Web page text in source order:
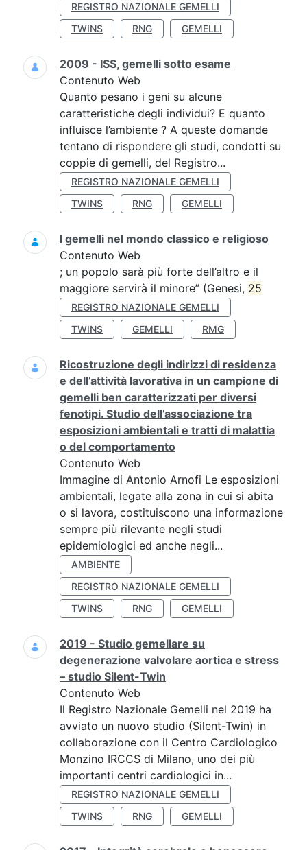
REGISTRO NAZIONALE GEMELLI
TWINS
RNG GEMELLI
2009 - ISS, gemelli sotto esame
Contenuto Web
Quanto pesano i geni su alcune
caratteristiche degli individui? E quanto
influisce l’ambiente ? A queste domande
tentano di rispondere gli studi, condotti su
coppie di gemelli, del Registro...
REGISTRO NAZIONALE GEMELLI
TWINS
RNG GEMELLI
I gemelli nel mondo classico e religioso
Contenuto Web
; un popolo sarà più forte dell’altro e il
maggiore servirà il minore” (Genesi, 25
REGISTRO NAZIONALE GEMELLI
TWINS
GEMELLI RMG
Ricostruzione degli indirizzi di residenza
e dell’attività lavorativa in un campione di
gemelli ben caratterizzati per diversi
fenotipi. Studio dell’associazione tra
esposizioni ambientali e tratti di malattia
o del comportamento
Contenuto Web
Immagine di Antonio Arnofi Le esposizioni
ambientali, legate alla zona in cui si abita
o si lavora, costituiscono una informazione
sempre più rilevante negli studi
epidemiologici ed anche negli...
AMBIENTE
REGISTRO NAZIONALE GEMELLI
TWINS
RNG GEMELLI
2019 - Studio gemellare su
degenerazione valvolare aortica e stress
– studio Silent-Twin
Contenuto Web
Il Registro Nazionale Gemelli nel 2019 ha
avviato un nuovo studio (Silent-Twin) in
collaborazione con il Centro Cardiologico
Monzino IRCCS di Milano, uno dei più
importanti centri cardiologici in...
REGISTRO NAZIONALE GEMELLI
TWINS
RNG GEMELLI